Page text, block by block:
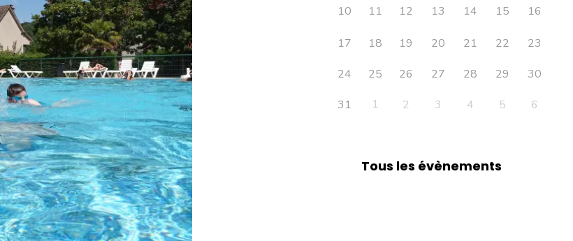
10 11 12 13 14 15 16
17 18 19 20 21 22
23
24
25 26 27 28 29
30
31
1 2 3 4 5 6
Tous les évènements